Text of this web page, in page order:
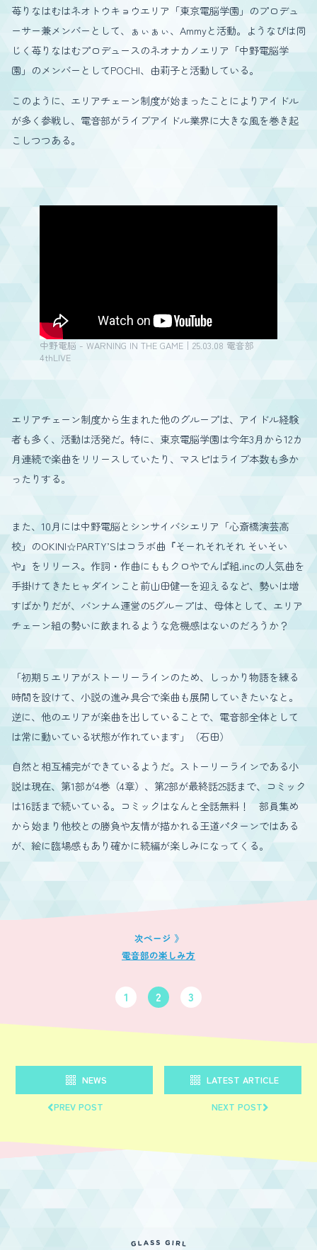
苺りなはむはネオトウキョウエリア「東京電脳学園」のプロデュ
ーサー兼メンバーとして、ぁぃぁぃ、Ammyと活動。ようなぴは同
じく苺りなはむプロデュースのネオナカノエリア「中野電脳学
園」のメンバーとしてPOCHI、由莉子と活動している。
このように、エリアチェーン制度が始まったことによりアイドル
が多く参戦し、電音部がライブアイドル業界に大きな風を巻き起
こしつつある。
中野電脳 - WARNING IN THE GAME｜25.03.08 電音部
4thLIVE
エリアチェーン制度から生まれた他のグループは、アイドル経験
者も多く、活動は活発だ。特に、東京電脳学園は今年3月から12カ
月連続で楽曲をリリースしていたり、マスピはライブ本数も多か
ったりする。
また、10月には中野電脳とシンサイバシエリア「心斎橋演芸高
校」のOKINI☆PARTY’Sはコラボ曲『そーれそれそれ そいそい
や』をリリース。作詞・作曲にももクロやでんぱ組.incの人気曲を
手掛けてきたヒャダインこと前山田健一を迎えるなど、勢いは増
すばかりだが、バンナム運営の5グループは、母体として、エリア
チェーン組の勢いに飲まれるような危機感はないのだろうか？
「初期５エリアがストーリーラインのため、しっかり物語を練る
時間を設けて、小説の進み具合で楽曲も展開していきたいなと。
逆に、他のエリアが楽曲を出していることで、電音部全体として
は常に動いている状態が作れています」（石田）
自然と相互補完ができているようだ。ストーリーラインである小
説は現在、第1部が4巻（4章）、第2部が最終話25話まで、コミック
は16話まで続いている。コミックはなんと全話無料！ 部員集め
から始まり他校との勝負や友情が描かれる王道パターンではある
が、絵に臨場感もあり確かに続編が楽しみになってくる。
電音部の楽しみ方
1 2 3
NEWS
LATEST ARTICLE
PREV POST
NEXT POST